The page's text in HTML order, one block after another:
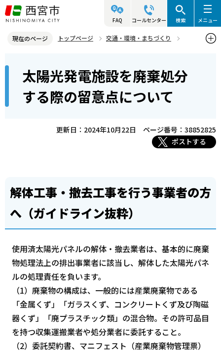
こ
の
ジ
頭
FAQ コールセンター 検索 メニュー
現在のページ トップページ
交通・環境・まちづくり
太陽光発電施設を廃棄処分する際の留意点について
太陽光発電施設を廃棄処分
する際の留意点について
更新日：2024年10月22日
ページ番号：38852825
ポストする
解体工事・撤去工事を行う事業者の方
へ（ガイドライン抜粋）
使用済太陽光パネルの解体・撤去業者は、基本的に廃棄
物処理法上の排出事業者に該当し、解体した太陽光パネ
ルの処理責任を負います。
（1）廃棄物の構成は、一般的には産業廃棄物である
「金属くず」「ガラスくず、コンクリートくず及び陶磁
器くず」「廃プラスチック類」の混合物。その許可品目
を持つ収集運搬業者や処分業者に委託すること。
（2）委託契約書、マニフェスト（産業廃棄物管理票）